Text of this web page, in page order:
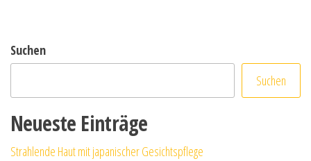
Suchen
Suchen
Neueste Einträge
Strahlende Haut mit japanischer Gesichtspflege